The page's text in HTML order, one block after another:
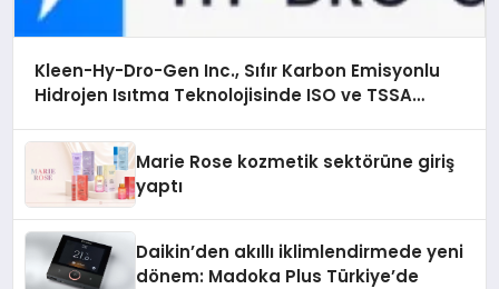
Kleen-Hy-Dro-Gen Inc., Sıfır Karbon Emisyonlu
Hidrojen Isıtma Teknolojisinde ISO ve TSSA
Marie Rose kozmetik sektörüne giriş
yaptı
Daikin’den akıllı iklimlendirmede yeni
dönem: Madoka Plus Türkiye’de